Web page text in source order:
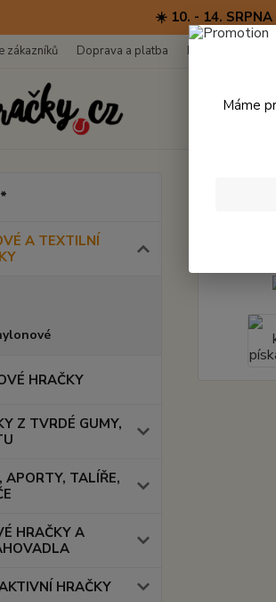
☀️ 10. - 14. SRPNA
zákazníků Doprava a platba Kontakty
A TEXTILNÍ
HRAČKY
Z TVRDÉ GUMY,
APORTY, TALÍŘE,
HRAČKY A
HRAČKY
Máme